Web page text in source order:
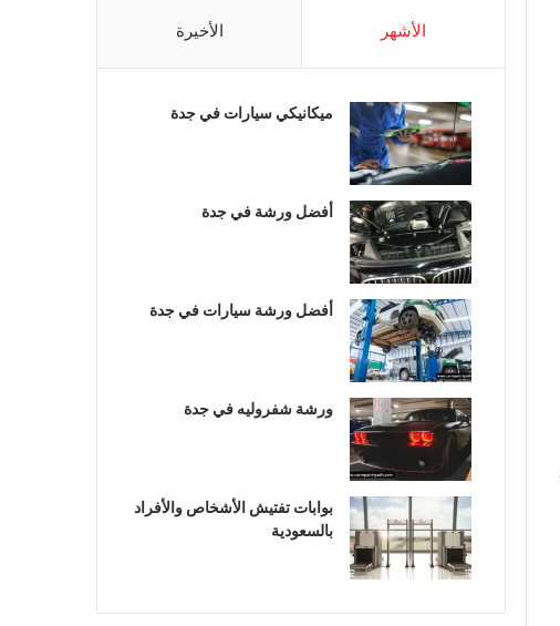
الأشهر الأخيرة
ميكانيكي سيارات في جدة
أفضل ورشة في جدة
أفضل ورشة سيارات في جدة
ورشة شفروليه في جدة
بوابات تفتيش الأشخاص والأفراد
بالسعودية